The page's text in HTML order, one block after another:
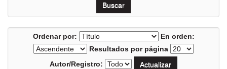
Ordenar por:
En orden:
Resultados por página
Autor/Registro: